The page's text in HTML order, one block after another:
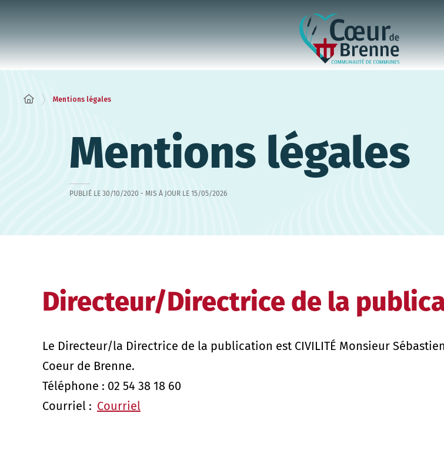
Mentions légales
Mentions légales
PUBLIÉ LE 30/10/2020 - MIS À JOUR LE 15/05/2026
Directeur/Directrice de la
Le Directeur/la Directrice de la publication est CIVILITÉ Monsieur
Coeur de Brenne.
Téléphone : 02 54 38 18 60
Courriel : Courriel